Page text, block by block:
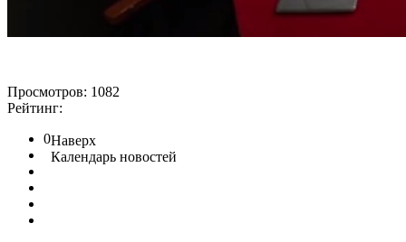
Просмотров: 1082
Рейтинг:
0Наверх
Календарь новостей